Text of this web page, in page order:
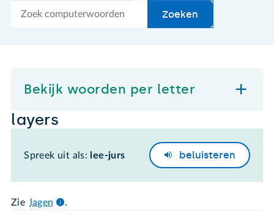
Zoek
Zoeken
Bekijk woorden per letter
layers
Spreek uit als: lee-jurs beluisteren
Zie lagen .